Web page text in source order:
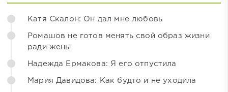
Катя Скалон: Он дал мне любовь
Ромашов не готов менять свой образ жизни
ради жены
Надежда Ермакова: Я его отпустила
Мария Давидова: Как будто и не уходила